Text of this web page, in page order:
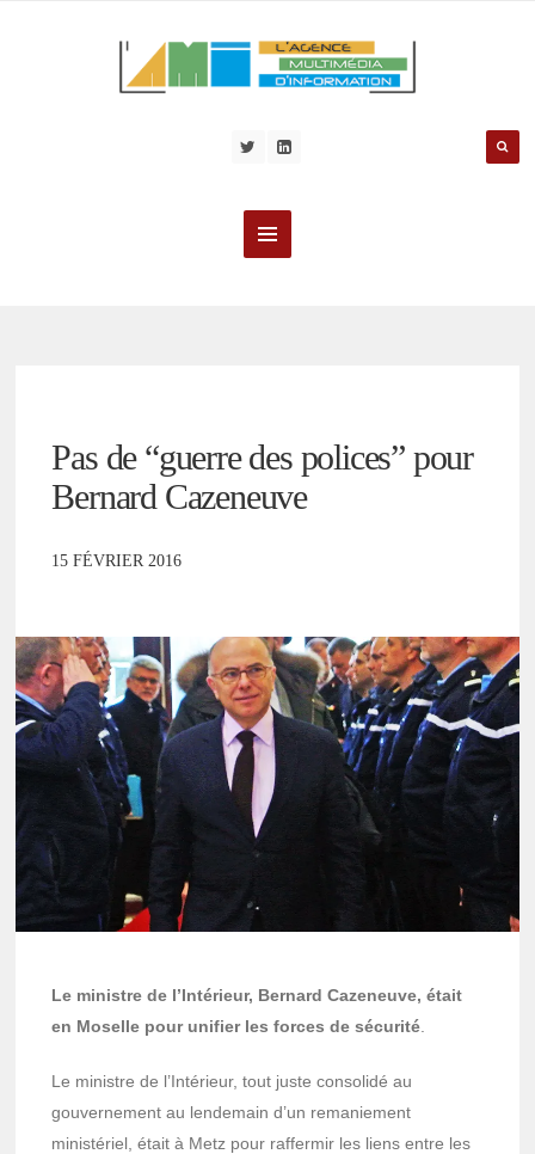
Pas de “guerre des polices” pour
Bernard Cazeneuve
15 FÉVRIER 2016
Le ministre de l’Intérieur, Bernard Cazeneuve, était
en Moselle pour unifier les forces de sécurité
Le ministre de l’Intérieur, tout juste consolidé au
gouvernement au lendemain d’un remaniement
ministériel, était à Metz pour raffermir les liens entre les